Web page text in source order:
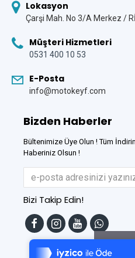
Tek Tıkla Ödeme
7/24 Canlı Destek
Lokasyon
Çarşi Mah. No 3/A Merkez /
Müşteri Hizmetleri
0531 400 10 53
E-Posta
info@motokeyf.com
Bizden Haberler
Bültenimize Üye Olun ! Tüm
Haberiniz Olsun !
Bizi Takip Edin!